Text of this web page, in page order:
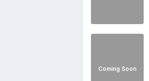
Coming Soon